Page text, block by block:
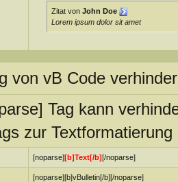
Zitat von John Doe
Lorem ipsum dolor sit amet
von vB Code
Tag kann
zur
[noparse][b]Text[/b][/noparse]
[noparse][b]vBulletin[/b][/noparse]